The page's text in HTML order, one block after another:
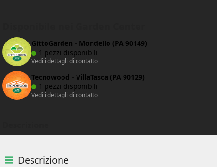
GittoGarden - Mondello (PA 90149)
1 pezzi disponibili
Vedi i dettagli di contatto
Tecnowood - VillaTasca (PA 90129)
1 pezzi disponibili
Vedi i dettagli di contatto
Descrizione